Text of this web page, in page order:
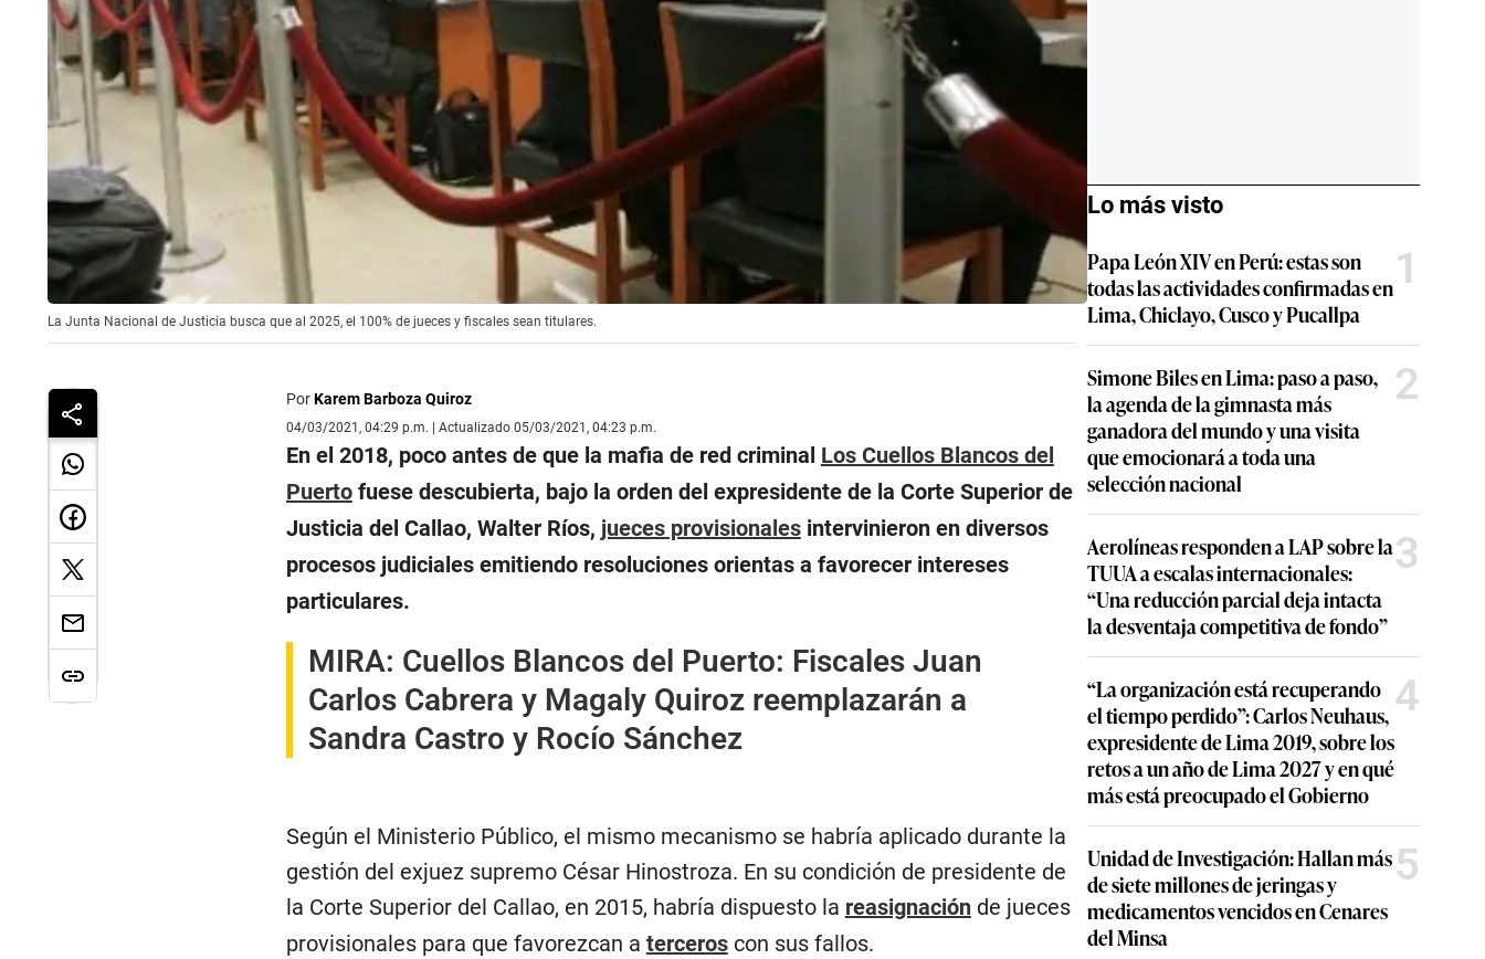
La Junta Nacional de Justicia busca que al 2025, el 100% de jueces y fiscales sean titulares.
PorKarem Barboza Quiroz
04/03/2021, 04:29 p.m. | Actualizado 05/03/2021, 04:23 p.m.
En el 2018, poco antes de que la mafia de red criminal Los Cuellos Blancos del
Puertofuese descubierta, bajo la orden del expresidente de la Corte Superior de
Justicia del Callao, Walter Ríos, jueces provisionalesintervinieron en diversos
procesos judiciales emitiendo resoluciones orientas a favorecer intereses
particulares.
MIRA: Cuellos Blancos del Puerto: Fiscales Juan
Carlos Cabrera y Magaly Quiroz reemplazarán a
Sandra Castro y Rocío Sánchez
Según el Ministerio Público, el mismo mecanismo se habría aplicado durante la
gestión del exjuez supremo César Hinostroza. En su condición de presidente de
la Corte Superior del Callao, en 2015, habría dispuesto la reasignaciónde jueces
provisionales para que favorezcan a terceroscon sus fallos.
Lo más visto
Papa León XIV en Perú: estas son
todas las actividades confirmadas en
Lima, Chiclayo, Cusco y Pucallpa
1
Simone Biles en Lima: paso a paso,
la agenda de la gimnasta más
ganadora del mundo y una visita
que emocionará a toda una
selección nacional
2
Aerolíneas responden a LAP sobre la
TUUA a escalas internacionales:
“Una reducción parcial deja intacta
la desventaja competitiva de fondo”
3
“La organización está recuperando
el tiempo perdido”: Carlos Neuhaus,
expresidente de Lima 2019, sobre los
retos a un año de Lima 2027 y en qué
más está preocupado el Gobierno
4
Unidad de Investigación: Hallan más
de siete millones de jeringas y
medicamentos vencidos en Cenares
del Minsa
5